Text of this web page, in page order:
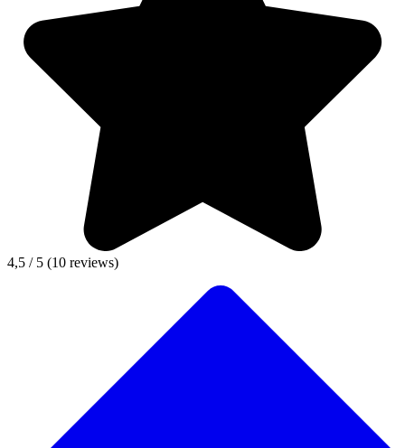
4,5 / 5 (10 reviews)